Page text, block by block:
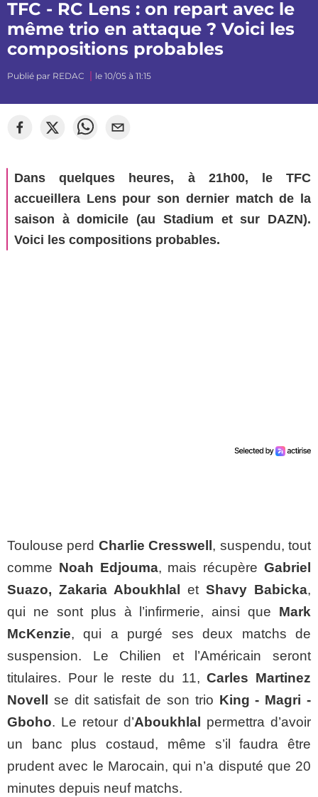
TFC - RC Lens : on repart avec le
même trio en attaque ? Voici les
compositions probables
Publié par REDAC le 10/05 à 11:15
Dans quelques heures, à 21h00, le TFC
accueillera Lens pour son dernier match de la
saison à domicile (au Stadium et sur DAZN).
Voici les compositions probables.
Toulouse perd Charlie Cresswell , suspendu, tout
comme Noah Edjouma, mais récupèreGabriel
Suazo, Zakaria Aboukhlal
et Shavy Babicka,
qui ne sont plus à l’infirmerie, ainsi que Mark
McKenzie, qui a purgé ses deux matchs de
suspension. Le Chilien et l’Américain seront
titulaires. Pour le reste du 11,Carles Martinez
Novell
se dit satisfait de son trio King - Magri -
Gboho. Le retour d’Aboukhlal
permettra d’avoir
un banc plus costaud, même s’il faudra être
prudent avec le Marocain, qui n’a disputé que 20
minutes depuis neuf matchs.